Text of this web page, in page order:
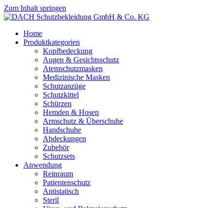
Zum Inhalt springen
Home
Produktkategorien
Kopfbedeckung
Augen & Gesichtsschutz
Atemschutzmasken
Medizinische Masken
Schutzanzüge
Schutzkittel
Schürzen
Hemden & Hosen
Armschutz & Überschuhe
Handschuhe
Abdeckungen
Zubehör
Schutzsets
Anwendung
Reinraum
Patientenschutz
Antistatisch
Steril